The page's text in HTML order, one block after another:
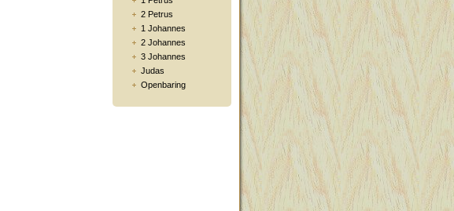
2 Petrus
1 Johannes
2 Johannes
3 Johannes
Judas
Openbaring